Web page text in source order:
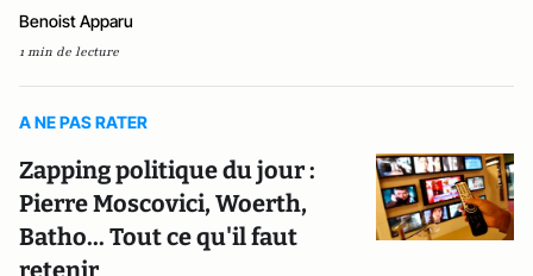
Benoist Apparu
1 min de lecture
A NE PAS RATER
Zapping politique du jour :
Pierre Moscovici, Woerth,
Batho... Tout ce qu'il faut